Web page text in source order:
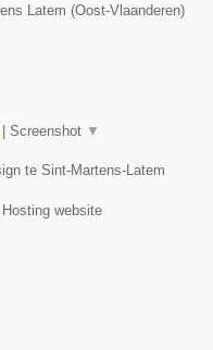
Latem (Oost-Vlaanderen)
Screenshot ▼
te Sint-Martens-Latem
website